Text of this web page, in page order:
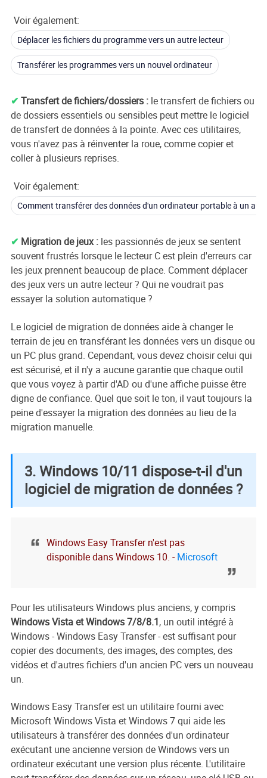
Voir également:
Déplacer les fichiers du programme vers un autre lecteur
Transférer les programmes vers un nouvel ordinateur
✔ Transfert de fichiers/dossiers :le transfert de fichiers ou
de dossiers essentiels ou sensibles peut mettre le logiciel
de transfert de données à la pointe. Avec ces utilitaires,
vous n'avez pas à réinventer la roue, comme copier et
coller à plusieurs reprises.
Voir également:
Comment transférer des données d'un ordinateur portable à un
✔ Migration de jeux :les passionnés de jeux se sentent
souvent frustrés lorsque le lecteur C est plein d'erreurs car
les jeux prennent beaucoup de place. Comment déplacer
des jeux vers un autre lecteur ? Qui ne voudrait pas
essayer la solution automatique ?
Le logiciel de migration de données aide à changer le
terrain de jeu en transférant les données vers un disque ou
un PC plus grand. Cependant, vous devez choisir celui qui
est sécurisé, et il n'y a aucune garantie que chaque outil
que vous voyez à partir d'AD ou d'une affiche puisse être
digne de confiance. Quel que soit le ton, il vaut toujours la
peine d'essayer la migration des données au lieu de la
migration manuelle.
3. Windows 10/11 dispose-t-il d'un
logiciel de migration de données ?
Windows Easy Transfer n'est pas
disponible dans Windows 10. -Microsoft
Pour les utilisateurs Windows plus anciens, y compris
Windows Vista et Windows 7/8/8.1, un outil intégré à
Windows - Windows Easy Transfer - est suffisant pour
copier des documents, des images, des comptes, des
vidéos et d'autres fichiers d'un ancien PC vers un nouveau
un.
Windows Easy Transfer est un utilitaire fourni avec
Microsoft Windows Vista et Windows 7 qui aide les
utilisateurs à transférer des données d'un ordinateur
exécutant une ancienne version de Windows vers un
ordinateur exécutant une version plus récente. L'utilitaire